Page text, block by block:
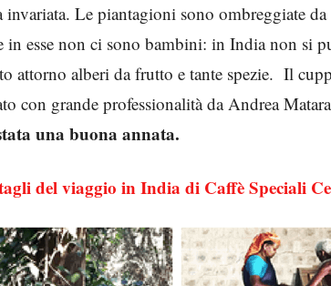
invariata. Le piantagioni sono ombreggiate
in esse non ci sono bambini: in India non si
attorno alberi da frutto e tante spezie. Il
con grande professionalità da Andrea
una buona annata.
del viaggio in India di Caffè Speciali